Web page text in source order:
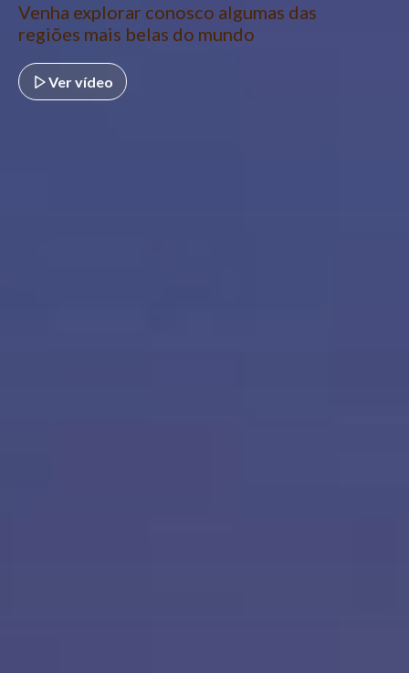
Venha explorar conosco algumas das
regiões mais belas do mundo
Ver vídeo